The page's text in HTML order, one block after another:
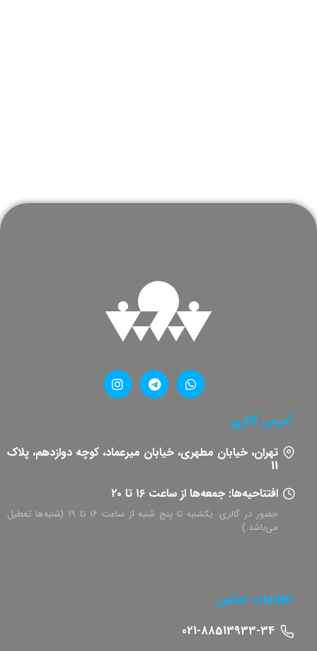
آدرس گالری
تهران، خیابان مطهری، خیابان میرعماد، کوچه دوازدهم، پلاک
11​
افتتاحیه‌ها: جمعه‌ها از ساعت ۱۶ تا ۲۰
حضور در گالری: یکشنبه تا پنج شنبه از ساعت ۱۶ تا ۱۹ (شنبه‌ها تعطیل
می‌باشد.)
اطلاعات تماس
021-88513933-34